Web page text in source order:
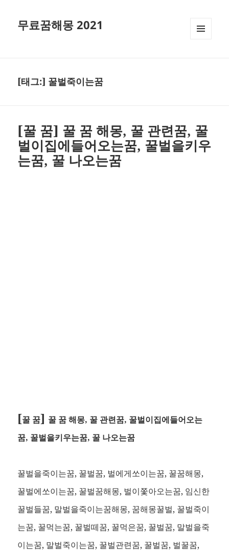
무료꿈해몽 2021
[태그:] 꿀벌죽이는꿈
[꿀 꿈] 꿀 꿈 해몽, 꿀 관련꿈, 꿀
벌이집에들어오는꿈, 꿀벌을키우
는꿈, 꿀 나오는꿈
[꿀 꿈] 꿀 꿈 해몽, 꿀 관련꿈, 꿀벌이집에들어오는
꿈, 꿀벌을키우는꿈, 꿀 나오는꿈
꿀벌을죽이는꿈, 꿀벌꿈, 벌에게쏘이는꿈, 꿀꿈해몽,
꿀벌에쏘이는꿈, 꿀벌꿈해몽, 벌이쫓아오는꿈, 임신한
꿀벌들꿈, 말벌을죽이는꿈해몽, 꿈해몽꿀벌, 꿀벌죽이
는꿈, 꿀먹는꿈, 꿀벌떼꿈, 꿀먹은꿈, 꿀벌꿈, 말벌을죽
이는꿈, 말벌죽이는꿈, 꿀벌관련꿈, 꿀벌꿈, 벌꿀꿈,